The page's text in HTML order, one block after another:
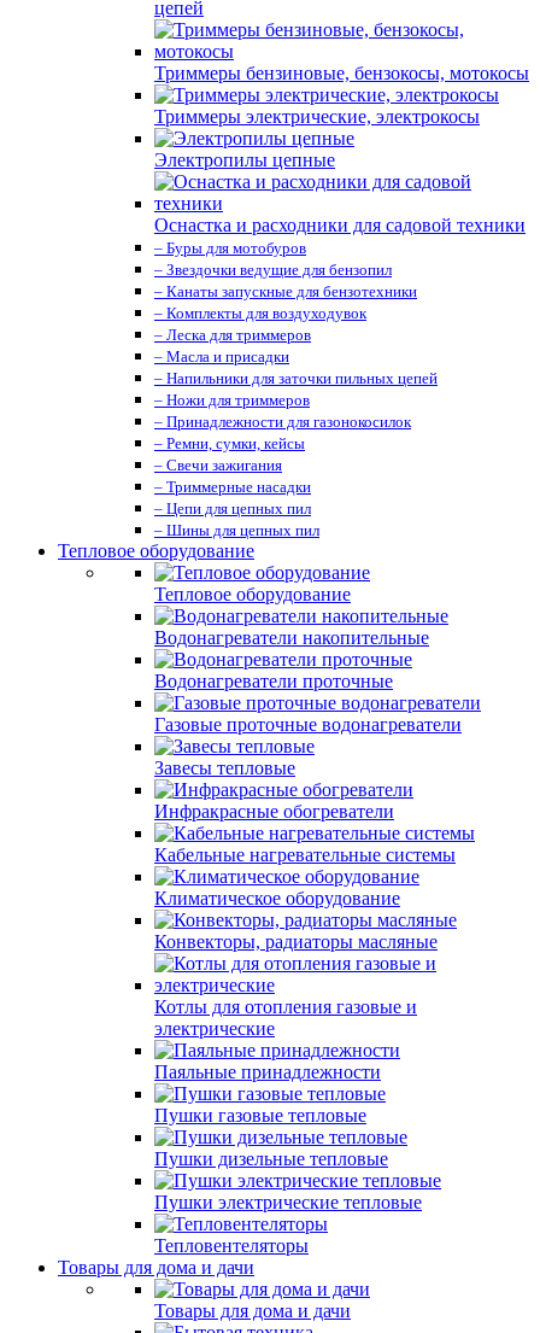
цепей
Триммеры бензиновые, бензокосы, мотокосы
Триммеры электрические, электрокосы
Электропилы цепные
Оснастка и расходники для садовой техники
– Буры для мотобуров
– Звездочки ведущие для бензопил
– Канаты запускные для бензотехники
– Комплекты для воздуходувок
– Леска для триммеров
– Масла и присадки
– Напильники для заточки пильных цепей
– Ножи для триммеров
– Принадлежности для газонокосилок
– Ремни, сумки, кейсы
– Свечи зажигания
– Триммерные насадки
– Цепи для цепных пил
– Шины для цепных пил
Тепловое оборудование
Тепловое оборудование
Водонагреватели накопительные
Водонагреватели проточные
Газовые проточные водонагреватели
Завесы тепловые
Инфракрасные обогреватели
Кабельные нагревательные системы
Климатическое оборудование
Конвекторы, радиаторы масляные
Котлы для отопления газовые и
электрические
Паяльные принадлежности
Пушки газовые тепловые
Пушки дизельные тепловые
Пушки электрические тепловые
Тепловентеляторы
Товары для дома и дачи
Товары для дома и дачи